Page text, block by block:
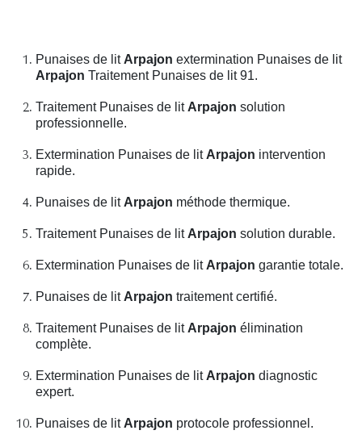
Punaises de litArpajon extermination Punaises de lit
Arpajon Traitement Punaises de lit 91.
Traitement Punaises de litArpajon solution
professionnelle.
Extermination Punaises de litArpajon intervention
rapide.
Punaises de litArpajon méthode thermique.
Traitement Punaises de litArpajon solution durable.
Extermination Punaises de litArpajon garantie totale.
Punaises de litArpajon traitement certifié.
Traitement Punaises de litArpajon élimination
complète.
Extermination Punaises de litArpajon diagnostic
expert.
Punaises de litArpajon protocole professionnel.